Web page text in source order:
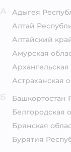
Адыгея
Алтай
Алтайский
Амурская
Архангельская
Астраханская
Башкортостан
Белгородская
Брянская
Бурятия